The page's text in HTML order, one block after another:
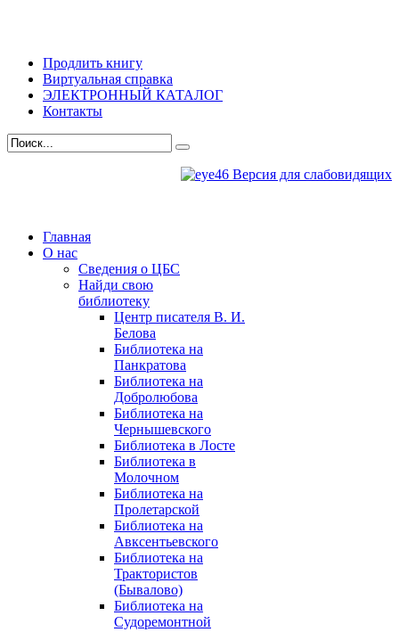
Продлить книгу
Виртуальная справка
ЭЛЕКТРОННЫЙ КАТАЛОГ
Контакты
Версия для слабовидящих
Главная
О нас
Сведения о ЦБС
Найди свою
библиотеку
Центр писателя В. И.
Белова
Библиотека на
Панкратова
Библиотека на
Добролюбова
Библиотека на
Чернышевского
Библиотека в Лосте
Библиотека в
Молочном
Библиотека на
Пролетарской
Библиотека на
Авксентьевского
Библиотека на
Трактористов
(Бывалово)
Библиотека на
Судоремонтной